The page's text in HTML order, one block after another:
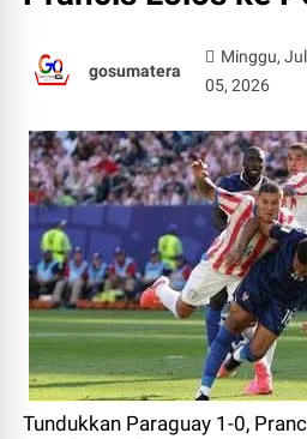
gosumatera
Minggu,
05, 2026
Tundukkan Paraguay 1-0,